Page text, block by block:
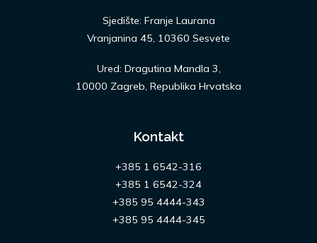
Sjedište: Franje Laurana
Vranjanina 45, 10360 Sesvete
Ured: Dragutina Mandla 3,
10000 Zagreb, Republika Hrvatska
Kontakt
+385 1 6542-316
+385 1 6542-324
+385 95 4444-343
+385 95 4444-345